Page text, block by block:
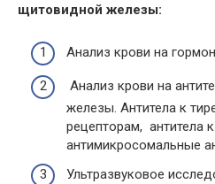
щитовидной железы:
Анализ крови на
Анализ крови на
железы. Антитела к
рецепторам, антитела
антимикросомальные
Ультразвуковое